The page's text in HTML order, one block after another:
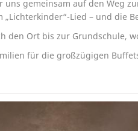
uns gemeinsam auf den Weg
„Lichterkinder“-Lied – und die
den Ort bis zur Grundschule,
für die großzügigen